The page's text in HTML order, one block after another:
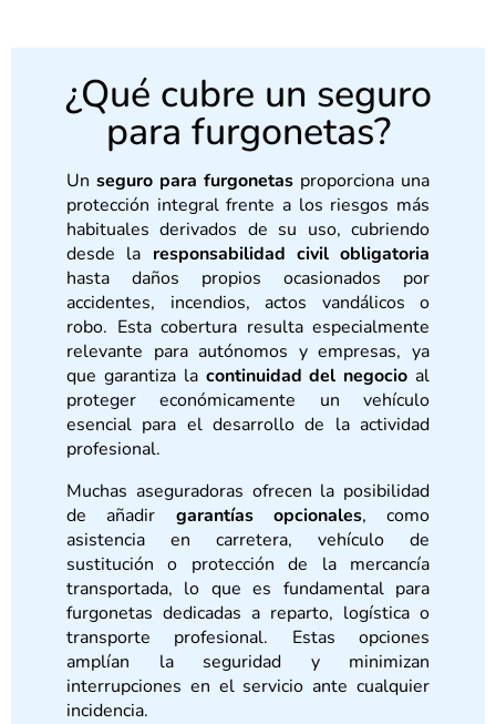
¿Qué cubre un seguro
para furgonetas?
Un seguro para furgonetas proporciona una
protección integral frente a los riesgos más
habituales derivados de su uso, cubriendo
desde la responsabilidad civil obligatoria
hasta daños propios ocasionados por
accidentes, incendios, actos vandálicos o
robo. Esta cobertura resulta especialmente
relevante para autónomos y empresas, ya
que garantiza la continuidad del negocio al
proteger económicamente un vehículo
esencial para el desarrollo de la actividad
profesional.
Muchas aseguradoras ofrecen la posibilidad
de añadir garantías opcionales, como
asistencia en carretera, vehículo de
sustitución o protección de la mercancía
transportada, lo que es fundamental para
furgonetas dedicadas a reparto, logística o
transporte profesional. Estas opciones
amplían la seguridad y minimizan
interrupciones en el servicio ante cualquier
incidencia.